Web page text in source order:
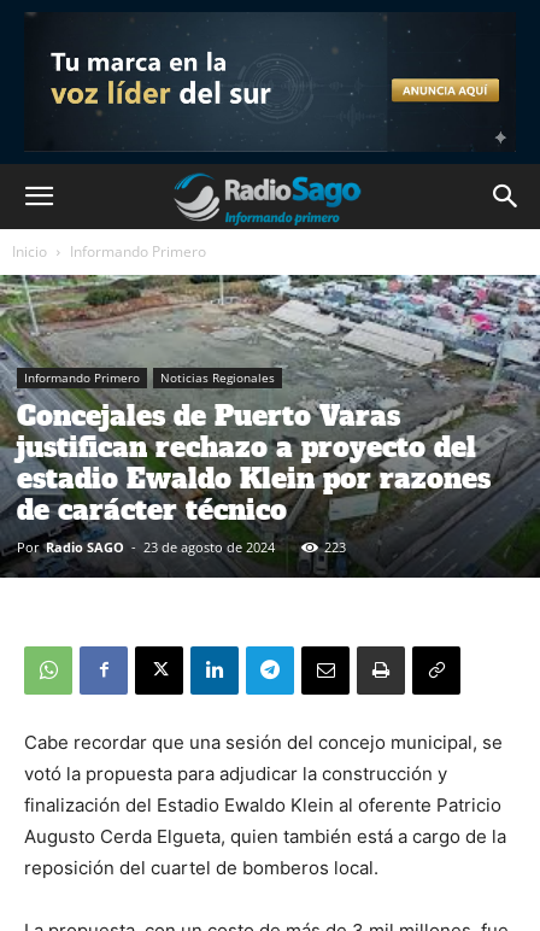
Inicio Informando Primero
Informando Primero Noticias Regionales
Concejales de Puerto Varas
justifican rechazo a proyecto del
estadio Ewaldo Klein por razones
de carácter técnico
Por Radio SAGO - 23 de agosto de 2024 223
Cabe recordar que una sesión del concejo municipal, se
votó la propuesta para adjudicar la construcción y
finalización del Estadio Ewaldo Klein al oferente Patricio
Augusto Cerda Elgueta, quien también está a cargo de la
reposición del cuartel de bomberos local.